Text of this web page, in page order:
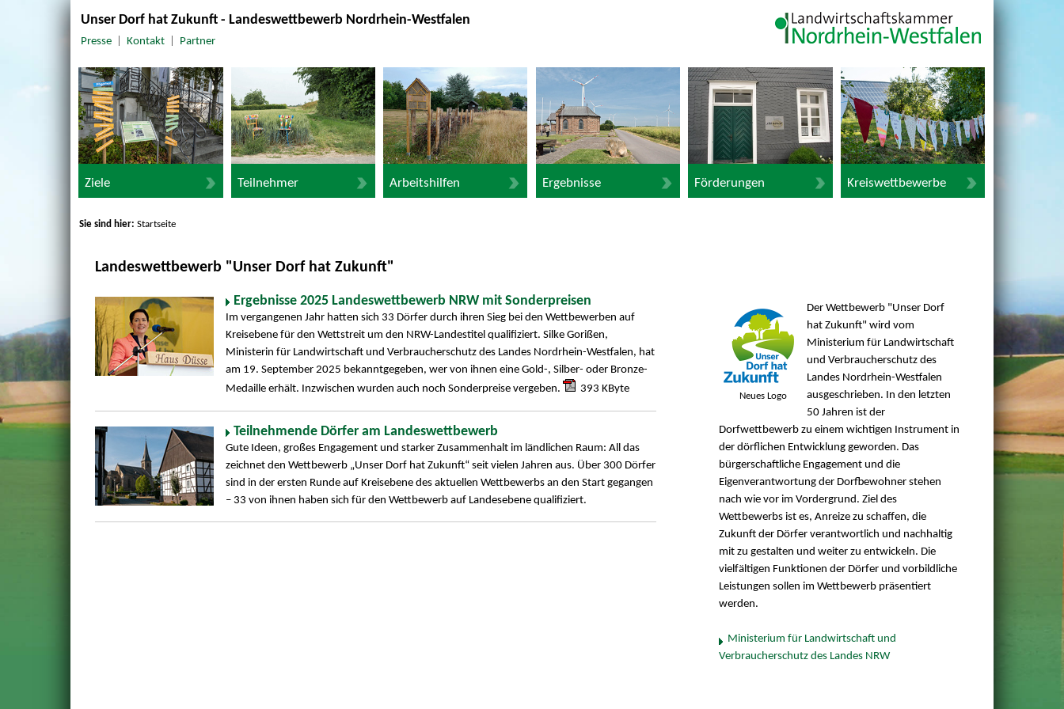
Unser Dorf hat Zukunft - Landeswettbewerb Nordrhein-Westfalen
Presse| Kontakt| Partner
Ziele Teilnehmer Arbeitshilfen Ergebnisse Förderungen Kreiswettbewerbe
Sie sind hier:Startseite
Landeswettbewerb "Unser Dorf hat Zukunft"
Ergebnisse 2025 Landeswettbewerb NRW mit Sonderpreisen
Im vergangenen Jahr hatten sich 33 Dörfer durch ihren Sieg bei den Wettbewerben auf
Kreisebene für den Wettstreit um den NRW-Landestitel qualifiziert. Silke Gorißen,
Ministerin für Landwirtschaft und Verbraucherschutz des Landes Nordrhein-Westfalen, hat
am 19. September 2025 bekanntgegeben, wer von ihnen eine Gold-, Silber- oder Bronze-
Medaille erhält. Inzwischen wurden auch noch Sonderpreise vergeben.
393 KByte
Teilnehmende Dörfer am Landeswettbewerb
Gute Ideen, großes Engagement und starker Zusammenhalt im ländlichen Raum: All das
zeichnet den Wettbewerb „Unser Dorf hat Zukunft“ seit vielen Jahren aus. Über 300 Dörfer
sind in der ersten Runde auf Kreisebene des aktuellen Wettbewerbs an den Start gegangen
– 33 von ihnen haben sich für den Wettbewerb auf Landesebene qualifiziert.
Neues Logo
Der Wettbewerb "Unser Dorf
hat Zukunft" wird vom
Ministerium für Landwirtschaft
und Verbraucherschutz des
Landes Nordrhein-Westfalen
ausgeschrieben. In den letzten
50 Jahren ist der
Dorfwettbewerb zu einem wichtigen Instrument in
der dörflichen Entwicklung geworden. Das
bürgerschaftliche Engagement und die
Eigenverantwortung der Dorfbewohner stehen
nach wie vor im Vordergrund. Ziel des
Wettbewerbs ist es, Anreize zu schaffen, die
Zukunft der Dörfer verantwortlich und nachhaltig
mit zu gestalten und weiter zu entwickeln. Die
vielfältigen Funktionen der Dörfer und vorbildliche
Leistungen sollen im Wettbewerb präsentiert
werden.
Ministerium für Landwirtschaft und
Verbraucherschutz des Landes NRW